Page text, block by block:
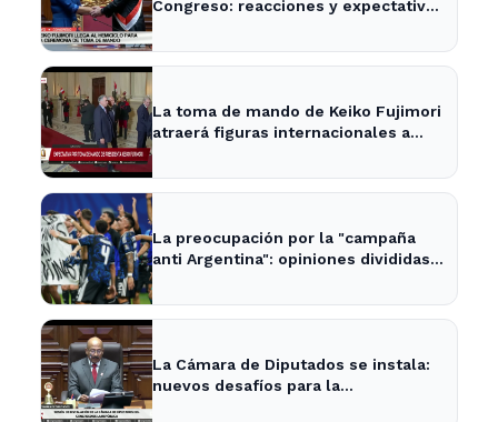
Congreso: reacciones y expectativas
La toma de mando de Keiko Fujimori
atraerá figuras internacionales a
La preocupación por la "campaña
anti Argentina": opiniones divididas
La Cámara de Diputados se instala:
nuevos desafíos para la